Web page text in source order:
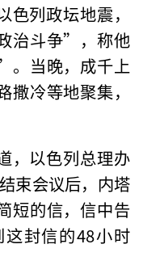
列政坛地震，
治斗争”，称他
当晚，成千上
冷等地聚集，
，以色列总理办
束会议后，内塔
短的信，信中告
封信的48小时